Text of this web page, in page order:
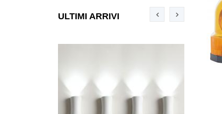
ULTIMI ARRIVI